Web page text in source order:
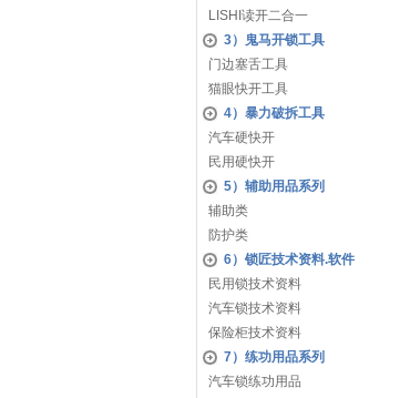
LISHI读开二合一
3）鬼马开锁工具
门边塞舌工具
猫眼快开工具
4）暴力破拆工具
汽车硬快开
民用硬快开
5）辅助用品系列
辅助类
防护类
6）锁匠技术资料.软件
民用锁技术资料
汽车锁技术资料
保险柜技术资料
7）练功用品系列
汽车锁练功用品